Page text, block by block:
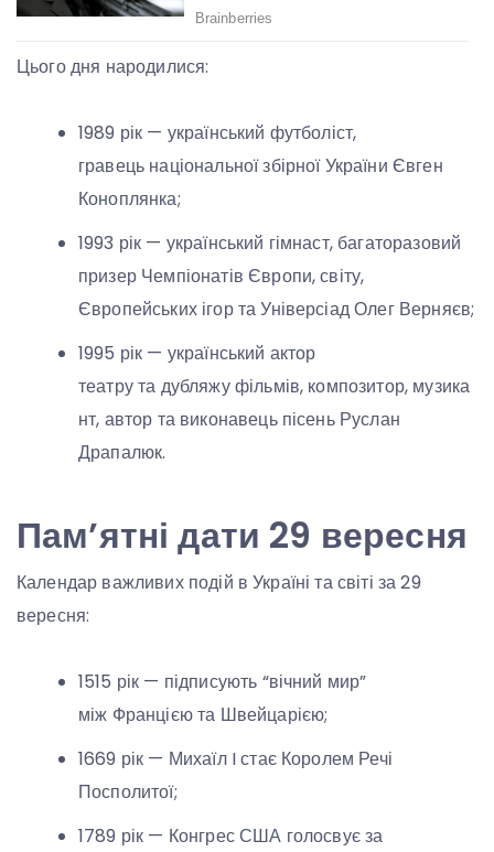
Цього дня народилися:
1989 рік — український футболіст,
гравець національної збірної України Євген
Коноплянка;
1993 рік — український гімнаст, багаторазовий
призер Чемпіонатів Європи, світу,
Європейських ігор та Універсіад Олег Верняєв;
1995 рік — український актор
театру та дубляжу фільмів, композитор, музика
нт, автор та виконавець пісень Руслан
Драпалюк.
Пам’ятні дати 29 вересня
Календар важливих подій в Україні та світі за 29
вересня:
1515 рік — підписують “вічний мир”
між Францією та Швейцарією;
1669 рік — Михаїл I стає Королем Речі
Посполитої;
1789 рік — Конгрес США голосвує за